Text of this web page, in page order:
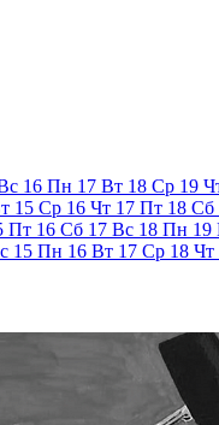
16 Пн 17 Вт 18 Ср 19
15 Ср 16 Чт 17 Пт 18 Сб
Пт 16 Сб 17 Вс 18 Пн 19
15 Пн 16 Вт 17 Ср 18 Чт